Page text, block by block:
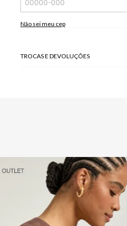
*As peças podem variar a estampa
A tonalidade das cores pode variar
Não sei meu cep
TROCAS E DEVOLUÇÕES